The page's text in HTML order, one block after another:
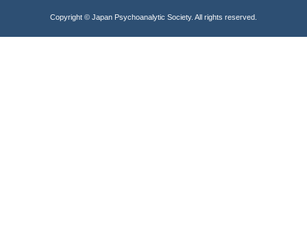
Copyright © Japan Psychoanalytic Society. All rights reserved.